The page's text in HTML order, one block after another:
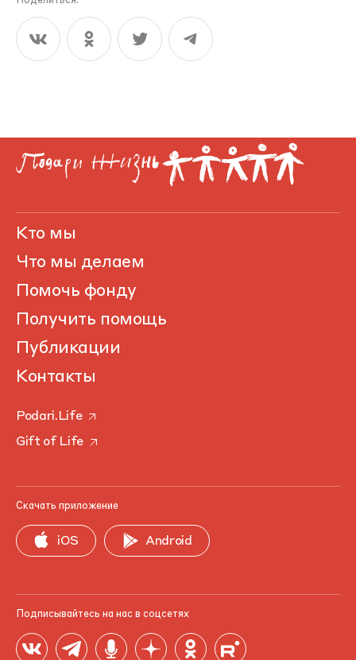
Кто мы
Что мы делаем
Помочь фонду
Получить помощь
Публикации
Контакты
Podari.Life
Gift of Life
Скачать приложение
iOS Android
Подписывайтесь на нас в соцсетях